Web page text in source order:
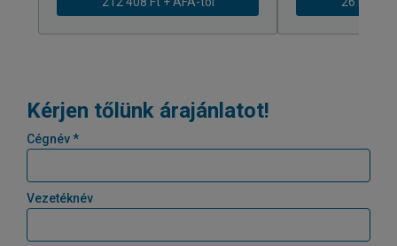
Kérjen tőlünk árajánlatot!
Cégnév *
Vezetéknév